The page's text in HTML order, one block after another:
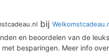
bij
en beoordelen van de
besparingen. Meer info